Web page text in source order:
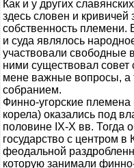
Как и у других
здесь словен и
собственность
и суда являлось
участвовали
ними существовал
мене важные вопросы, а
собранием.
Финно-угорские
корела) оказались под
половине IX-X вв. Тогда
государство с центром
феодальной
которую занимали